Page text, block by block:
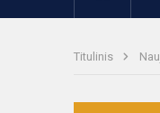
Titulinis